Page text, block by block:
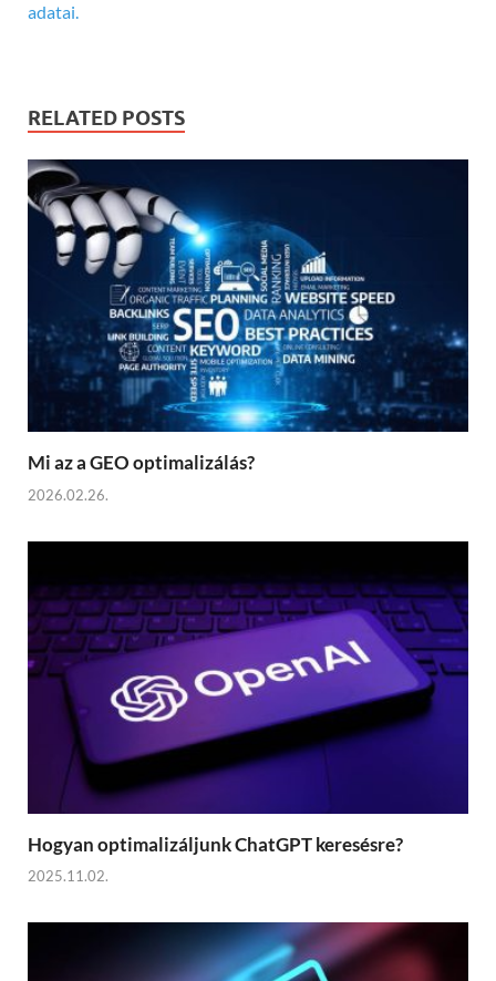
adatai.
RELATED POSTS
Mi az a GEO optimalizálás?
2026.02.26.
Hogyan optimalizáljunk ChatGPT keresésre?
2025.11.02.